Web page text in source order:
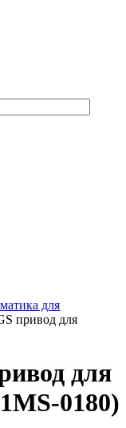
для
привод для
для
0180)